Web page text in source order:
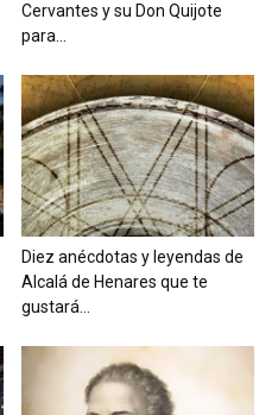
Cervantes y su Don Quijote
para...
Diez anécdotas y leyendas de
Alcalá de Henares que te
gustará...